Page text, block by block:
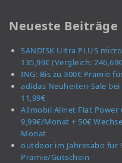
Neueste Beiträge
SANDISK Ultra PLUS
135,99€ (Vergleich:
ING: Bis zu 300€ Prämie
adidas Neuheiten-Sale
11,99€
Allmobil Allnet Flat Power
9,99€/Monat + 50€
Monat
outdoor im Jahresabo für
Prämie/Gutschein